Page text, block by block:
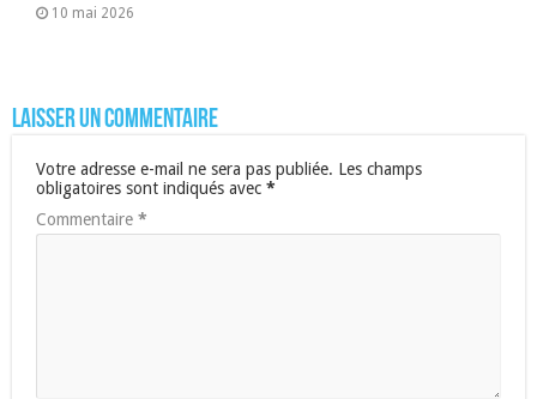
10 mai 2026
Laisser un commentaire
Votre adresse e-mail ne sera pas publiée. Les champs
obligatoires sont indiqués avec *
Commentaire *